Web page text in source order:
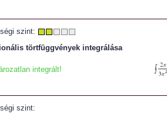
szint:
törtfüggvények integrálása
integrált!
szint: